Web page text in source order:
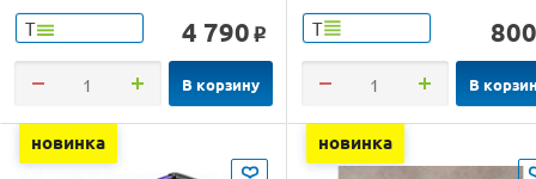
Т 4 790 o
В корзину
Т 800
В
новинка новинка